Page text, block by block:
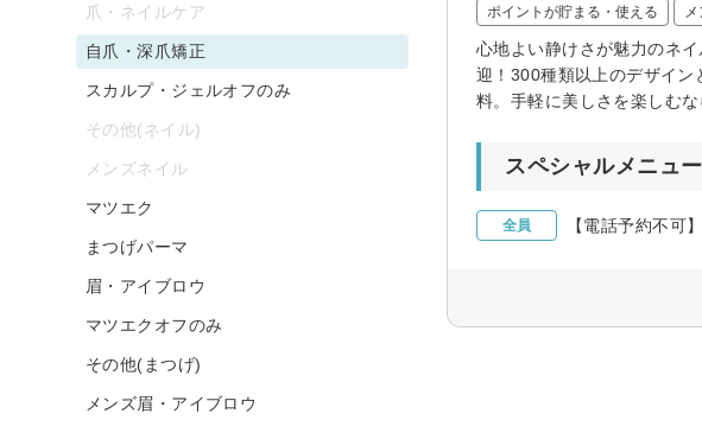
ポイントが貯まる・使える
心地よい静けさが魅力のネ
迎！300種類以上のデザイン
料。手軽に美しさを楽しむ
スペシャルメニュー
全員 【電話予約不可
爪・ネイルケア
自爪・深爪矯正
スカルプ・ジェルオフのみ
その他(ネイル)
メンズネイル
マツエク
まつげパーマ
眉・アイブロウ
マツエクオフのみ
その他(まつげ)
メンズ眉・アイブロウ